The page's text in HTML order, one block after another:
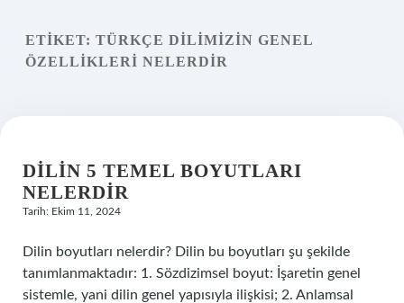
Yasal Uyarı
ETIKET: TÜRKÇE DILIMIZIN GENEL
ÖZELLIKLERI NELERDIR
DILIN 5 TEMEL BOYUTLARI
NELERDIR
Tarih: Ekim 11, 2024
Dilin boyutları nelerdir? Dilin bu boyutları şu şekilde
tanımlanmaktadır: 1. Sözdizimsel boyut: İşaretin genel
sistemle, yani dilin genel yapısıyla ilişkisi; 2. Anlamsal